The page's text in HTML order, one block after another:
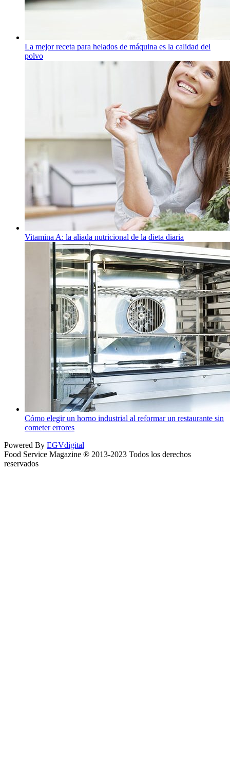
La mejor receta para helados de máquina es la calidad del
polvo
Vitamina A: la aliada nutricional de la dieta diaria
Cómo elegir un horno industrial al reformar un restaurante sin
cometer errores
Powered By EGVdigital
Food Service Magazine ® 2013-2023 Todos los derechos
reservados